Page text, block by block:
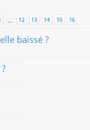
… 12 13 14 15 16
baissé ?